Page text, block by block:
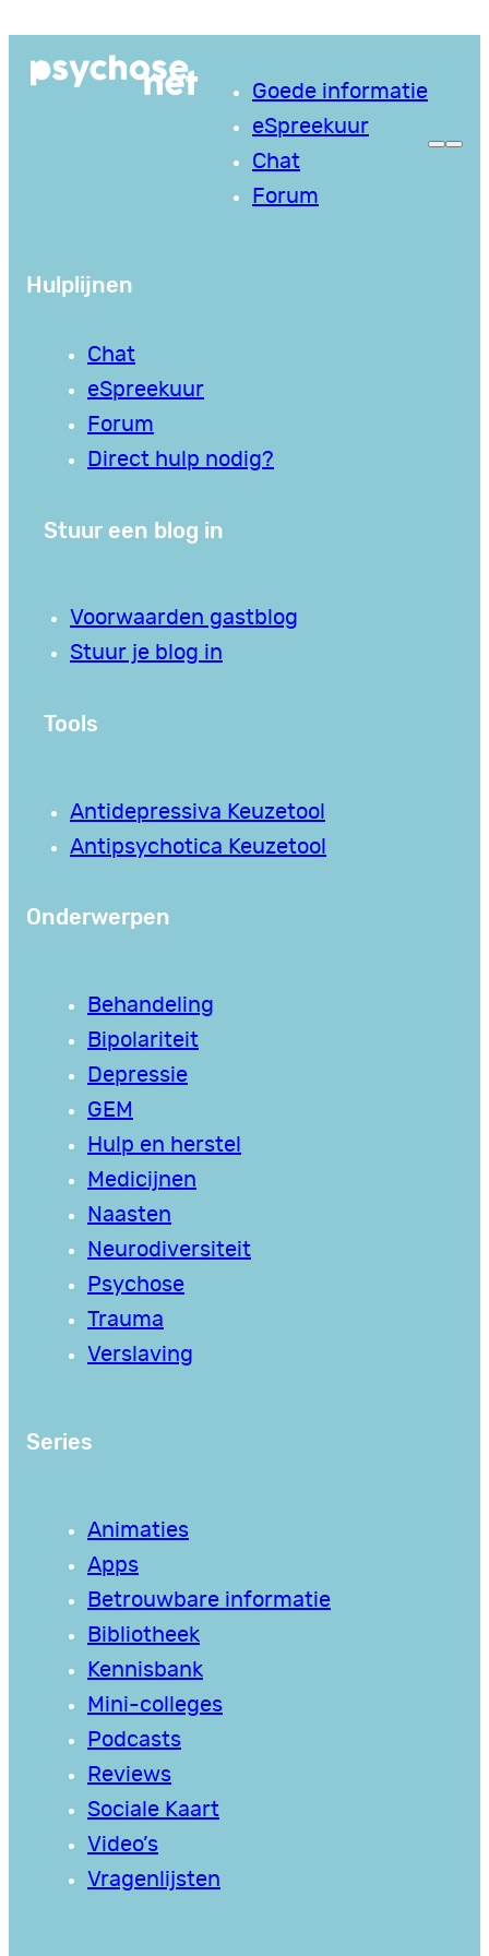
naar
Goede informatie
eSpreekuur
Chat
Forum
Hulplijnen
Chat
eSpreekuur
Forum
Direct hulp nodig?
Stuur een blog in
Voorwaarden gastblog
Stuur je blog in
Tools
Antidepressiva Keuzetool
Antipsychotica Keuzetool
Onderwerpen
Behandeling
Bipolariteit
Depressie
GEM
Hulp en herstel
Medicijnen
Naasten
Neurodiversiteit
Psychose
Trauma
Verslaving
Series
Animaties
Apps
Betrouwbare informatie
Bibliotheek
Kennisbank
Mini-colleges
Podcasts
Reviews
Sociale Kaart
Video’s
Vragenlijsten